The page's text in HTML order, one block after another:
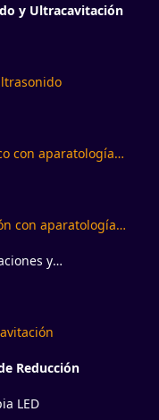
y Ultracavitación
con aparatología
con aparatología
y
Reducción
LED